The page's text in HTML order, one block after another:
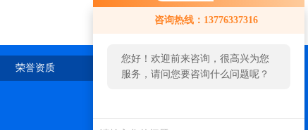
咨询热线：13776337316
您好！欢迎前来咨询，很高兴为您
服务，请问您要咨询什么问题呢？
荣誉资质 在线留言 联系我们